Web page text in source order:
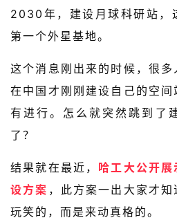
2030年，建设月球科研站，
第一个外星基地。
这个消息刚出来的时候，很
在中国才刚刚建设自己的空
有进行。怎么就突然跳到了
了？
结果就在最近， 哈工大公开
设方案 ，此方案一出大家才
玩笑的，而是来动真格的。